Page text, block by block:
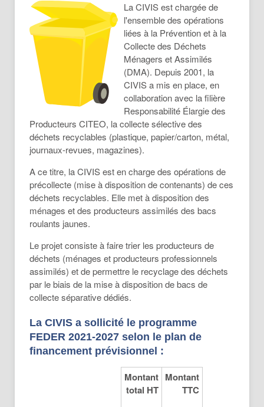
La CIVIS est chargée de
l'ensemble des opérations
liées à la Prévention et à la
Collecte des Déchets
Ménagers et Assimilés
(DMA). Depuis 2001, la
CIVIS a mis en place, en
collaboration avec la filière
Responsabilité Élargie des
Producteurs CITEO, la collecte sélective des
déchets recyclables (plastique, papier/carton, métal,
journaux-revues, magazines).
A ce titre, la CIVIS est en charge des opérations de
précollecte (mise à disposition de contenants) de ces
déchets recyclables. Elle met à disposition des
ménages et des producteurs assimilés des bacs
roulants jaunes.
Le projet consiste à faire trier les producteurs de
déchets (ménages et producteurs professionnels
assimilés) et de permettre le recyclage des déchets
par le biais de la mise à disposition de bacs de
collecte séparative dédiés.
La CIVIS a sollicité le programme
FEDER 2021-2027 selon le plan de
financement prévisionnel :
Montant
total HT
Montant
TTC